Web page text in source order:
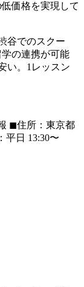
価格を実現して
谷でのスクー
の連携が可能
い。1レッスン
◼住所：東京都
平日 13:30〜